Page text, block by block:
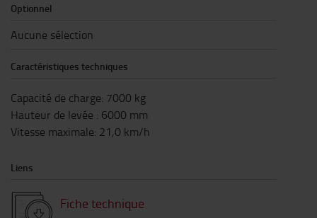
Optionnel
Aucune sélection
Caractéristiques techniques
Capacité de charge: 7000 kg
Hauteur de levée : 6000 mm
Vitesse maximale: 21,0 km/h
Liens
Fiche technique